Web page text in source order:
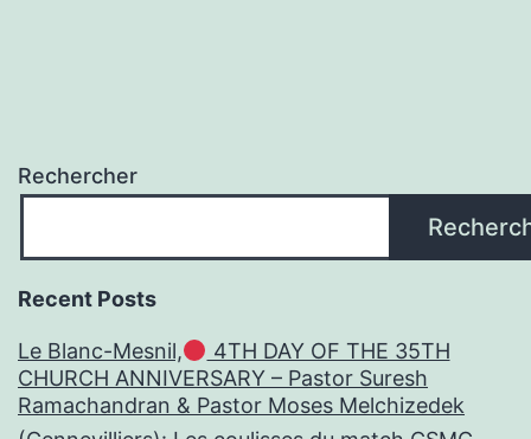
Rechercher
Recent Posts
Le Blanc-Mesnil,
4TH DAY OF THE 35TH
CHURCH ANNIVERSARY – Pastor Suresh
Ramachandran & Pastor Moses Melchizedek